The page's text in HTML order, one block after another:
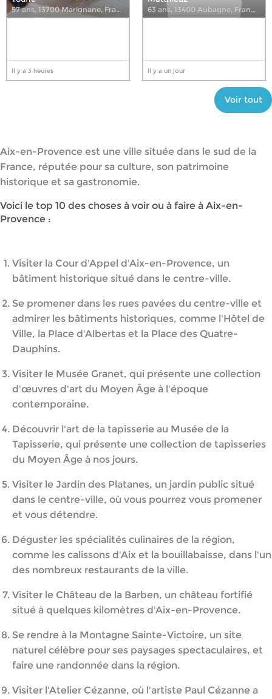
57 ans, 13700 Marignane, France
il y a 3 heures
63 ans, 13400 Aubagne, France
il y a un jour
Voir tout
Aix-en-Provence est une ville située dans le sud de la
France, réputée pour sa culture, son patrimoine
historique et sa gastronomie.
Voici le top 10 des choses à voir ou à faire à Aix-en-
Provence :
Visiter la Cour d'Appel d'Aix-en-Provence, un
bâtiment historique situé dans le centre-ville.
Se promener dans les rues pavées du centre-ville et
admirer les bâtiments historiques, comme l'Hôtel de
Ville, la Place d'Albertas et la Place des Quatre-
Dauphins.
Visiter le Musée Granet, qui présente une collection
d'œuvres d'art du Moyen Âge à l'époque
contemporaine.
Découvrir l'art de la tapisserie au Musée de la
Tapisserie, qui présente une collection de tapisseries
du Moyen Âge à nos jours.
Visiter le Jardin des Platanes, un jardin public situé
dans le centre-ville, où vous pourrez vous promener
et vous détendre.
Déguster les spécialités culinaires de la région,
comme les calissons d'Aix et la bouillabaisse, dans l'un
des nombreux restaurants de la ville.
Visiter le Château de la Barben, un château fortifié
situé à quelques kilomètres d'Aix-en-Provence.
Se rendre à la Montagne Sainte-Victoire, un site
naturel célèbre pour ses paysages spectaculaires, et
faire une randonnée dans la région.
Visiter l'Atelier Cézanne, où l'artiste Paul Cézanne a